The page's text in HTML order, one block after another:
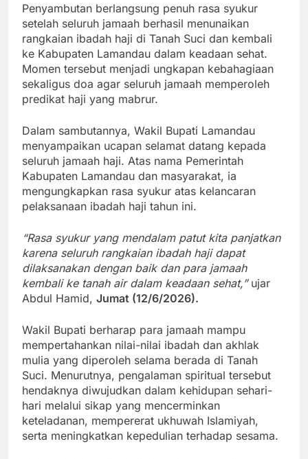
Penyambutan berlangsung penuh rasa syukur
setelah seluruh jamaah berhasil menunaikan
rangkaian ibadah haji di Tanah Suci dan kembali
ke Kabupaten Lamandau dalam keadaan sehat.
Momen tersebut menjadi ungkapan kebahagiaan
sekaligus doa agar seluruh jamaah memperoleh
predikat haji yang mabrur.
Dalam sambutannya, Wakil Bupati Lamandau
menyampaikan ucapan selamat datang kepada
seluruh jamaah haji. Atas nama Pemerintah
Kabupaten Lamandau dan masyarakat, ia
mengungkapkan rasa syukur atas kelancaran
pelaksanaan ibadah haji tahun ini.
“Rasa syukur yang mendalam patut kita panjatkan
karena seluruh rangkaian ibadah haji dapat
dilaksanakan dengan baik dan para jamaah
kembali ke tanah air dalam keadaan sehat,”ujar
Abdul Hamid, Jumat (12/6/2026).
Wakil Bupati berharap para jamaah mampu
mempertahankan nilai-nilai ibadah dan akhlak
mulia yang diperoleh selama berada di Tanah
Suci. Menurutnya, pengalaman spiritual tersebut
hendaknya diwujudkan dalam kehidupan sehari-
hari melalui sikap yang mencerminkan
keteladanan, mempererat ukhuwah Islamiyah,
serta meningkatkan kepedulian terhadap sesama.